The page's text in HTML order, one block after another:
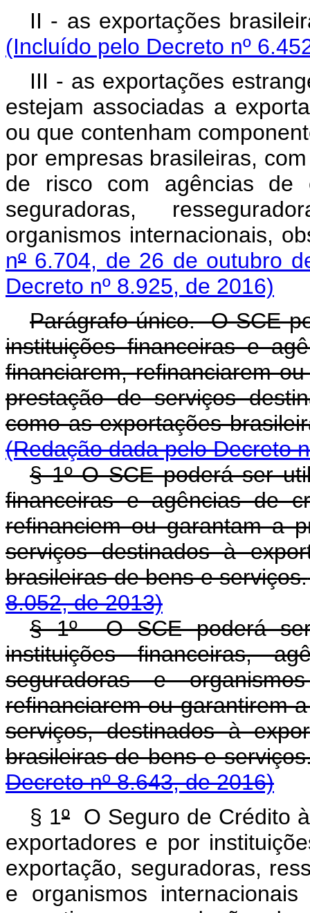
II - as exportações
(Incluído pelo Decreto nº
III - as exportações
estejam associadas a
ou que contenham
por empresas brasileiras,
de risco com agências de
seguradoras,
organismos internacionais,
nº 6.704, de 26 de outubro
Decreto nº 8.925, de 2016)
Parágrafo único. O SCE
instituições financeiras e
financiarem, refinanciarem
prestação de serviços
como as exportações
(Redação dada pelo Decreto
§ 1º O SCE poderá ser
financeiras e agências de
refinanciem ou garantam a
serviços destinados à
brasileiras de bens e serviços.
8.052, de 2013)
§ 1º O SCE poderá
instituições financeiras,
seguradoras e
refinanciarem ou garantirem
serviços, destinados à
brasileiras de bens
Decreto nº 8.643, de 2016)
§ 1º O Seguro de Crédito
exportadores e por
exportação, seguradoras,
e organismos